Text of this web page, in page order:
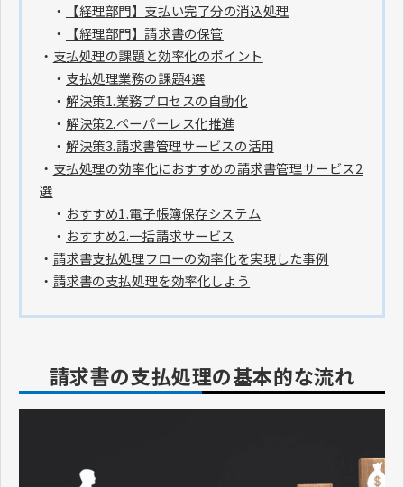
・
【経理部門】支払い完了分の消込処理
・
【経理部門】請求書の保管
・ 支払処理の課題と効率化のポイント
・ 支払処理業務の課題4選
・ 解決策1.業務プロセスの自動化
・ 解決策2.ペーパーレス化推進
・ 解決策3.請求書管理サービスの活用
・ 支払処理の効率化におすすめの請求書管理サービス2
選
・ おすすめ1.電子帳簿保存システム
・ おすすめ2.一括請求サービス
・ 請求書支払処理フローの効率化を実現した事例
・ 請求書の支払処理を効率化しよう
請求書の支払処理の基本的な流れ